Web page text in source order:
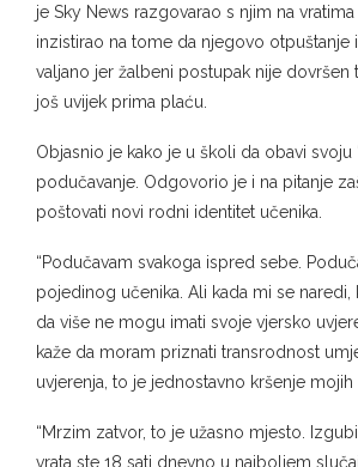
je Sky News razgovarao s njim na
inzistirao na tome da njegovo otpuštanje
valjano jer žalbeni postupak nije dovršen
još uvijek prima plaću.
Objasnio je kako je u školi da obavi svoju
podučavanje. Odgovorio je i na pitanje
poštovati novi rodni identitet učenika.
“Podučavam svakoga ispred sebe.
pojedinog učenika. Ali kada mi se naredi,
da više ne mogu imati svoje vjersko
kaže da moram priznati transrodnost
uvjerenja, to je jednostavno kršenje mojih
“Mrzim zatvor, to je užasno mjesto.
vrata ste 18 sati dnevno u najboljem